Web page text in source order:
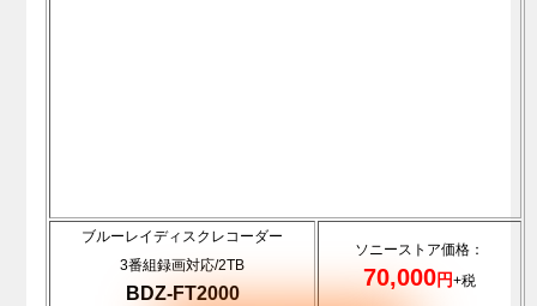
ブルーレイディスクレコーダー
3番組録画対応/2TB
BDZ-FT2000
ソニーストア価格：
70,000円+税